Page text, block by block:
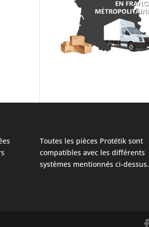
Toutes les pièces Protétik sont
compatibles avec les différents
systèmes mentionnés ci-dessus.